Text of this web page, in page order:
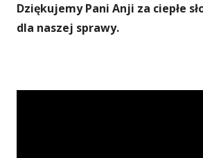
Dziękujemy Pani Anji za ciepłe
dla naszej sprawy.